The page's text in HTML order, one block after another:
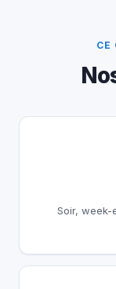
CE
Soir,